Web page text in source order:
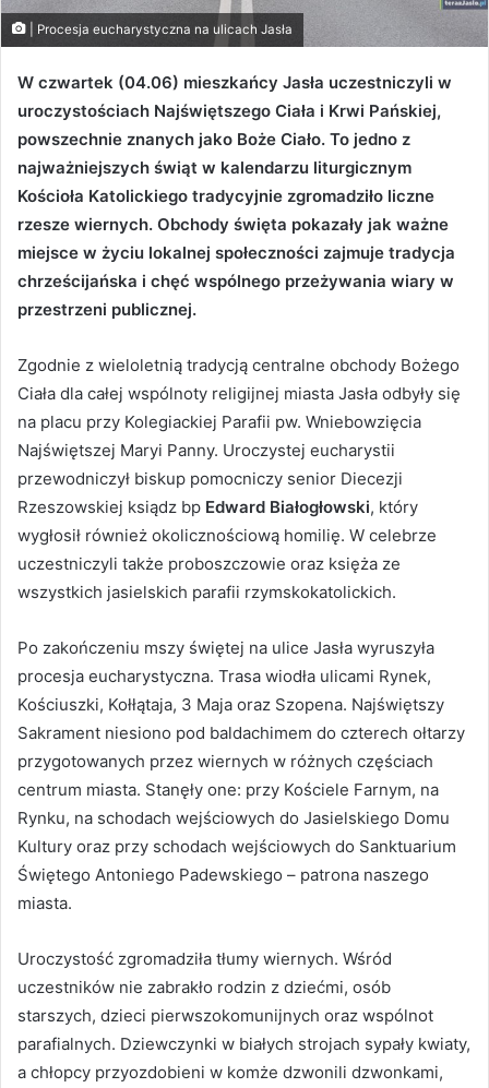
| Procesja eucharystyczna na ulicach Jasła
W czwartek (04.06) mieszkańcy Jasła uczestniczyli w
uroczystościach Najświętszego Ciała i Krwi Pańskiej,
powszechnie znanych jako Boże Ciało. To jedno z
najważniejszych świąt w kalendarzu liturgicznym
Kościoła Katolickiego tradycyjnie zgromadziło liczne
rzesze wiernych. Obchody święta pokazały jak ważne
miejsce w życiu lokalnej społeczności zajmuje tradycja
chrześcijańska i chęć wspólnego przeżywania wiary w
przestrzeni publicznej.
Zgodnie z wieloletnią tradycją centralne obchody Bożego
Ciała dla całej wspólnoty religijnej miasta Jasła odbyły się
na placu przy Kolegiackiej Parafii pw. Wniebowzięcia
Najświętszej Maryi Panny. Uroczystej eucharystii
przewodniczył biskup pomocniczy senior Diecezji
Rzeszowskiej ksiądz bp Edward Białogłowski, który
wygłosił również okolicznościową homilię. W celebrze
uczestniczyli także proboszczowie oraz księża ze
wszystkich jasielskich parafii rzymskokatolickich.
Po zakończeniu mszy świętej na ulice Jasła wyruszyła
procesja eucharystyczna. Trasa wiodła ulicami Rynek,
Kościuszki, Kołłątaja, 3 Maja oraz Szopena. Najświętszy
Sakrament niesiono pod baldachimem do czterech ołtarzy
przygotowanych przez wiernych w różnych częściach
centrum miasta. Stanęły one: przy Kościele Farnym, na
Rynku, na schodach wejściowych do Jasielskiego Domu
Kultury oraz przy schodach wejściowych do Sanktuarium
Świętego Antoniego Padewskiego – patrona naszego
miasta.
Uroczystość zgromadziła tłumy wiernych. Wśród
uczestników nie zabrakło rodzin z dziećmi, osób
starszych, dzieci pierwszokomunijnych oraz wspólnot
parafialnych. Dziewczynki w białych strojach sypały kwiaty,
a chłopcy przyozdobieni w komże dzwonili dzwonkami,